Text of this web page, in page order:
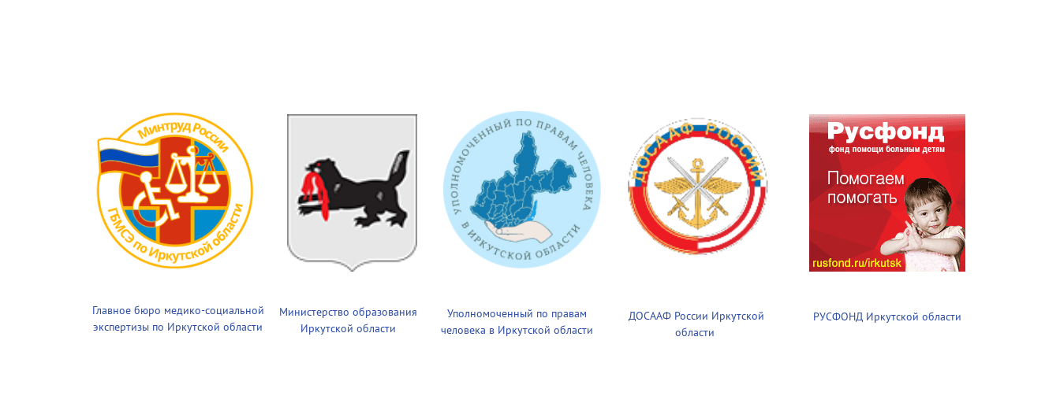
Главное бюро медико-социальной
экспертизы по Иркутской области
Министерство образования
Иркутской области
Уполномоченный по правам
человека в Иркутской области
ДОСААФ России Иркутской
области
РУСФОНД Иркутской области